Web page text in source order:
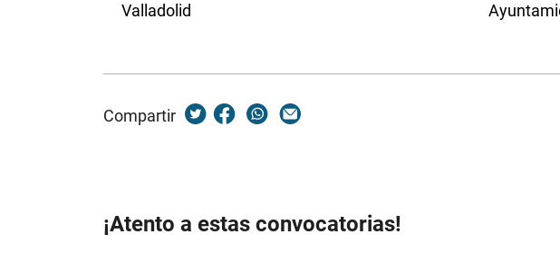
Valladolid
Compartir
¡Atento a estas convocatorias!